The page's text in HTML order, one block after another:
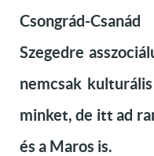
Csongrád-
Szegedre
nemcsak
minket, de itt ad
és a Maros is.